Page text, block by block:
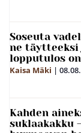
Soseuta
ne
lopputulos
Kaisa Mäki |
Kahden
suklaakakku